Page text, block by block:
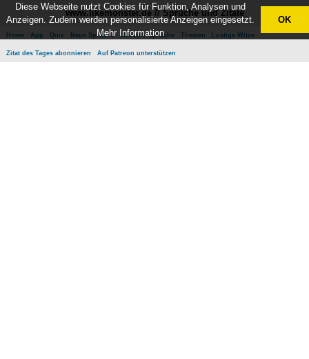
www.likemonster.de // Sprüche und Zitate
Home App Quiz Neue Sprüche Beliebte Sprüche Themen Lustige Witze
Zitat des Tages abonnieren Auf Patreon unterstützen
Diese Webseite nutzt Cookies für Funktion, Analysen und
Anzeigen. Zudem werden personalisierte Anzeigen eingesetzt.
Mehr Information
OK